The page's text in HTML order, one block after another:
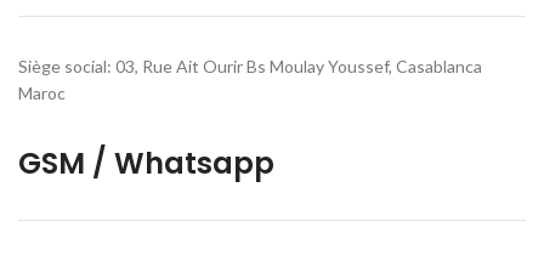
Siège social: 03, Rue Ait Ourir Bs Moulay Youssef, Casablanca
Maroc
GSM / Whatsapp